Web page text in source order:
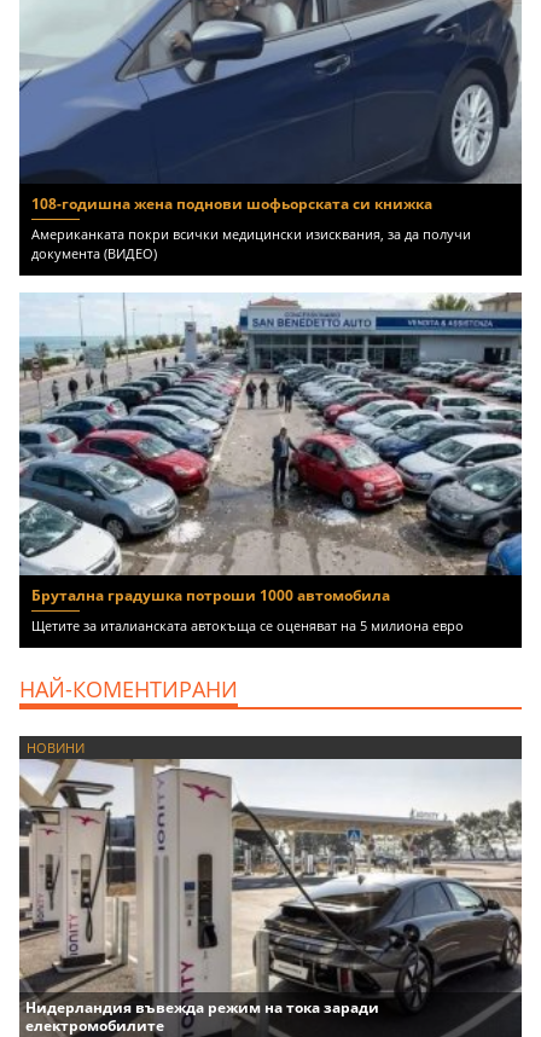
108-годишна жена поднови шофьорската си книжка
Американката покри всички медицински изисквания, за да получи
документа (ВИДЕО)
Брутална градушка потроши 1000 автомобила
Щетите за италианската автокъща се оценяват на 5 милиона евро
НАЙ-КОМЕНТИРАНИ
НОВИНИ
Нидерландия въвежда режим на тока заради
електромобилите